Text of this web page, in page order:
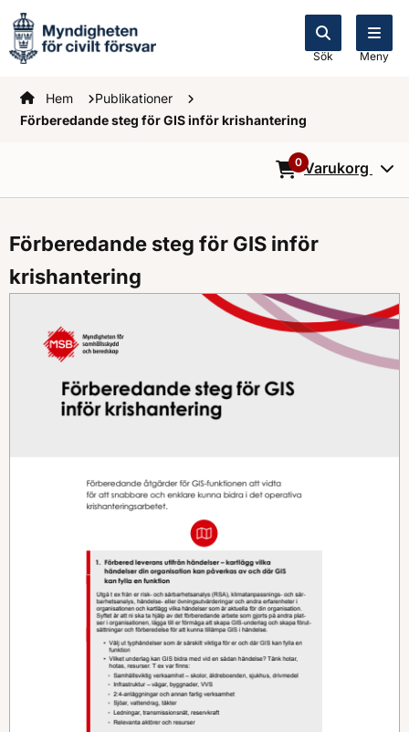
Sök Meny
Startsidan
Hem
Publikationer
Förberedande steg för GIS inför krishantering
0Varukorg
Förberedande steg för GIS inför
krishantering